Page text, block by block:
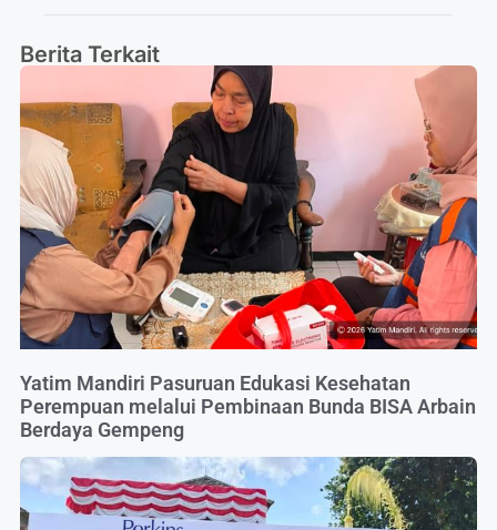
Berita Terkait
Yatim Mandiri Pasuruan Edukasi Kesehatan
Perempuan melalui Pembinaan Bunda BISA Arbain
Berdaya Gempeng